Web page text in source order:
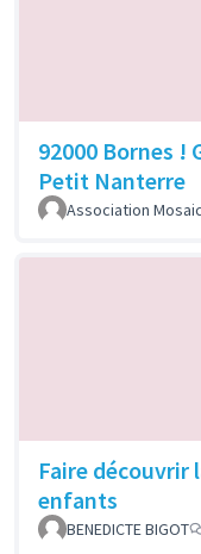
92000 Bornes !
Petit Nanterre
Association Mosaic
Faire découvrir
enfants
BENEDICTE BIGOT